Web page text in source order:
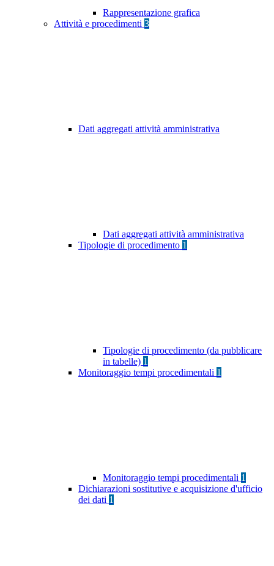
Rappresentazione grafica
Attività e procedimenti 3
Dati aggregati attività amministrativa
Dati aggregati attività amministrativa
Tipologie di procedimento 1
Tipologie di procedimento (da pubblicare
in tabelle) 1
Monitoraggio tempi procedimentali 1
Monitoraggio tempi procedimentali 1
Dichiarazioni sostitutive e acquisizione d'ufficio
dei dati 1